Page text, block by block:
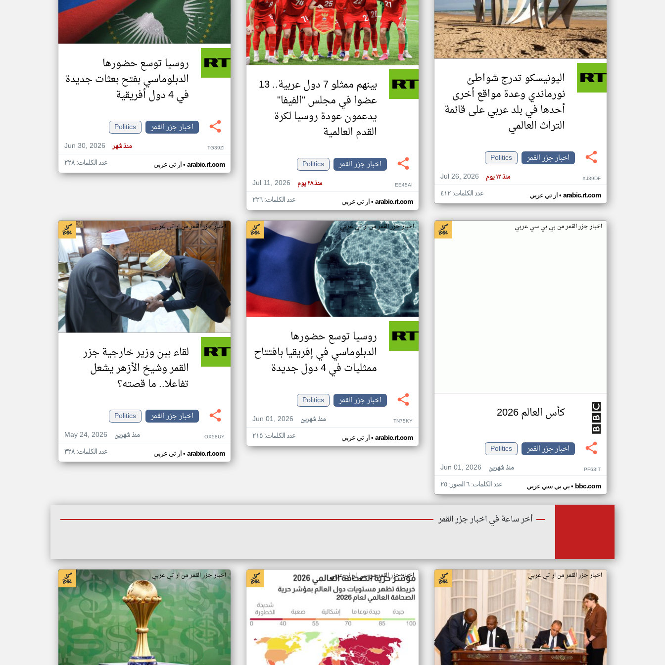
تغيير الدولة
اخبار جزر القمر على مدار الساعة
أهم اخبار جزر القمر العاجلة والمباشرة
اليونيسكو تدرج شواطئ
نورماندي وعدة مواقع أخرى
أحدها في بلد عربي على قائمة
التراث العالمي
اخبار جزر القمر
Politics
Jul 26, 2026
منذ ١٣ يوم XJ39DF
ار تي عربي• arabic.rt.com عدد الكلمات: ٤١٢
بينهم ممثلو 7 دول عربية.. 13
عضوا في مجلس "الفيفا"
يدعمون عودة روسيا لكرة
القدم العالمية
اخبار جزر القمر
Politics
Jul 11, 2026
منذ ٢٨ يوم EE45AI
ار تي عربي• arabic.rt.com عدد الكلمات: ٢٢٦
روسيا توسع حضورها
الدبلوماسي بفتح بعثات جديدة
في 4 دول أفريقية
اخبار جزر القمر
Politics
Jun 30, 2026
منذ شهر TG39ZI
ار تي عربي• arabic.rt.com عدد الكلمات: ٢٢٨
اخبار جزر القمر من بي بي سي عربي
كأس العالم 2026
اخبار جزر القمر
Politics
Jun 01, 2026
منذ شهرين PF63IT
بي بي سي عربي• bbc.com عدد الكلمات: ٦ الصور: ٢٥
اخبار جزر القمر من ار تي عربي
روسيا توسع حضورها
الدبلوماسي في إفريقيا بافتتاح
ممثليات في 4 دول جديدة
اخبار جزر القمر
Politics
Jun 01, 2026
منذ شهرين TN75KY
ار تي عربي• arabic.rt.com عدد الكلمات: ٢١٥
اخبار جزر القمر من ار تي عربي
لقاء بين وزير خارجية جزر
القمر وشيخ الأزهر يشعل
تفاعلا.. ما قصته؟
اخبار جزر القمر
Politics
May 24, 2026
منذ شهرين OX58UY
ار تي عربي• arabic.rt.com عدد الكلمات: ٣٢٨
أخر ساعة في اخبار جزر القمر
اخبار جزر القمر من ار تي عربي اخبار جزر القمر من سي ان ان عربي اخبار جزر القمر من ار تي عربي
klyoum.com